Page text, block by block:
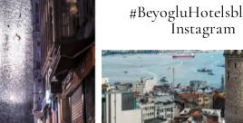
Instagram